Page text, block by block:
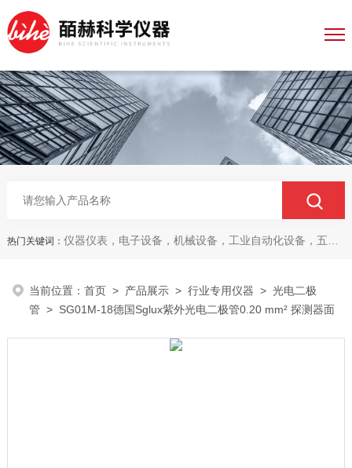
热门关键词： 仪器仪表，电子设备，机械设备，工业自动化设备，五金产品，电线电缆，金属材料，电子
当前位置：首页 > 产品展示 >行业专用仪器 >光电二极
管 > SG01M-18德国Sglux紫外光电二极管0.20 mm² 探测器面